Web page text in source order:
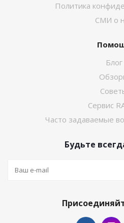
Политика
СМИ о
Блог
Сервис
Часто задаваемые
Будьте